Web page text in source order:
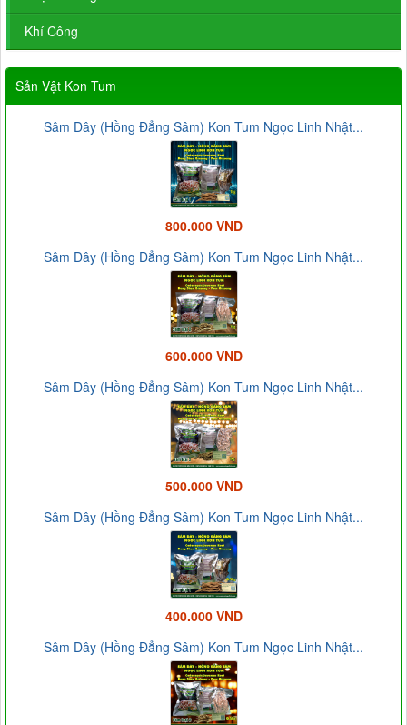
Khí Công
Sản Vật Kon Tum
Sâm Dây (Hồng Đẳng Sâm) Kon Tum Ngọc Linh Nhật...
800.000 VND
Sâm Dây (Hồng Đẳng Sâm) Kon Tum Ngọc Linh Nhật...
600.000 VND
Sâm Dây (Hồng Đẳng Sâm) Kon Tum Ngọc Linh Nhật...
500.000 VND
Sâm Dây (Hồng Đẳng Sâm) Kon Tum Ngọc Linh Nhật...
400.000 VND
Sâm Dây (Hồng Đẳng Sâm) Kon Tum Ngọc Linh Nhật...